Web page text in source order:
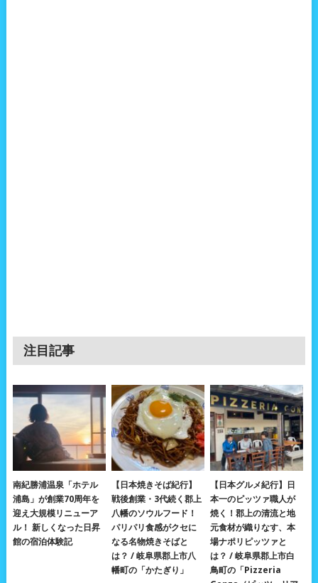
注目記事
南紀勝浦温泉「ホテル
浦島」が創業70周年を
迎え大規模リニューア
ル！ 新しくなった日昇
館の宿泊体験記
【日本焼きそば紀行】
戦後創業・3代続く郡上
八幡のソウルフード！
パリパリ食感がクセに
なる名物焼きそばと
は？ / 岐阜県郡上市八
幡町の「かたぎり」
【日本グルメ紀行】日
本一のピッツァ職人が
焼く！郡上の清流と地
元食材が織りなす、本
場ナポリピッツァと
は？ / 岐阜県郡上市白
鳥町の「Pizzeria